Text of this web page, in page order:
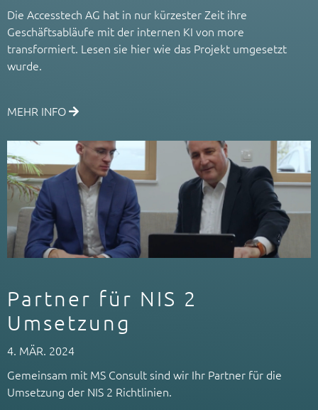
Die Accesstech AG hat in nur kürzester Zeit ihre
Geschäftsabläufe mit der internen KI von more
transformiert. Lesen sie hier wie das Projekt umgesetzt
wurde.
MEHR INFO
Partner für NIS 2
Umsetzung
4. MÄR. 2024
Gemeinsam mit MS Consult sind wir Ihr Partner für die
Umsetzung der NIS 2 Richtlinien.